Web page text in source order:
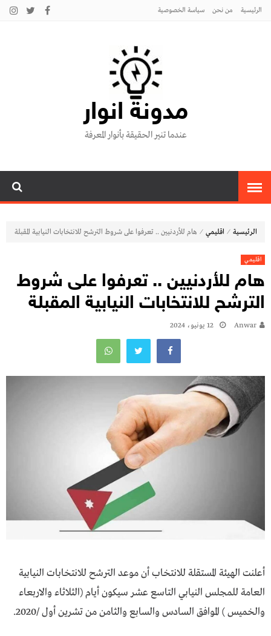
الرئيسية من نحن سياسة الخصوصية
مدونة انوار
عندما تنير الحقيقة بأنوار المعرفة
الرئيسية ⁄ اقليمي ⁄ هام للأردنيين .. تعرفوا على شروط الترشح للانتخابات النيابية المقبلة
اقليمي
هام للأردنيين .. تعرفوا على شروط
الترشح للانتخابات النيابية المقبلة
Anwar 12 يونيو، 2024
أعلنت الهيئة المستقلة للانتخاب أن موعد الترشح للانتخابات النيابية
العامة للمجلس النيابي التاسع عشر سيكون أيام (الثلاثاء والاربعاء
والخميس ) الموافق السادس والسابع والثامن من تشرين أول /2020.